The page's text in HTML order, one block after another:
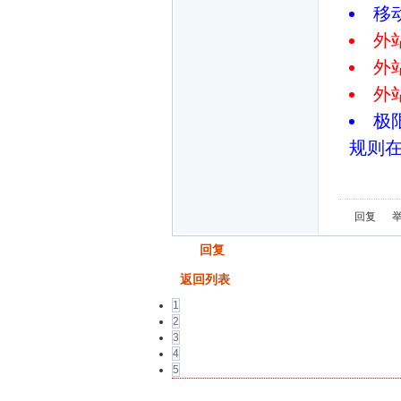
移
外
外
外
极
规则
回复
回复
返回列表
1
2
3
4
5